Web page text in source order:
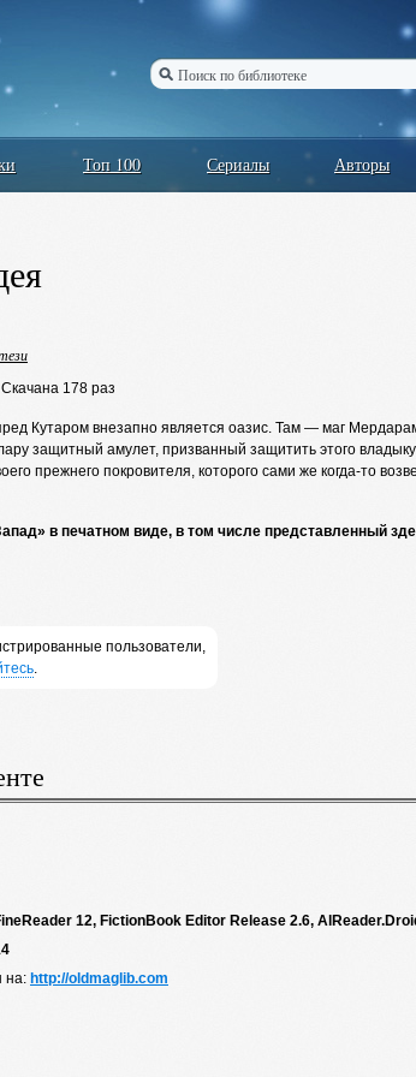
Топ 100 Сериалы Авторы
Скачана 178 раз
Кутаром внезапно является оазис. Там — маг
защитный амулет, призванный защитить этого
прежнего покровителя, которого сами же когда-то
в печатном виде, в том числе представленный
пользователи,
.
12, FictionBook Editor Release 2.6,
на: http://oldmaglib.com